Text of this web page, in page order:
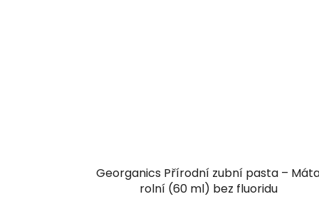
Georganics Přírodní zubní pasta –
rolní (60 ml) bez fluoridu